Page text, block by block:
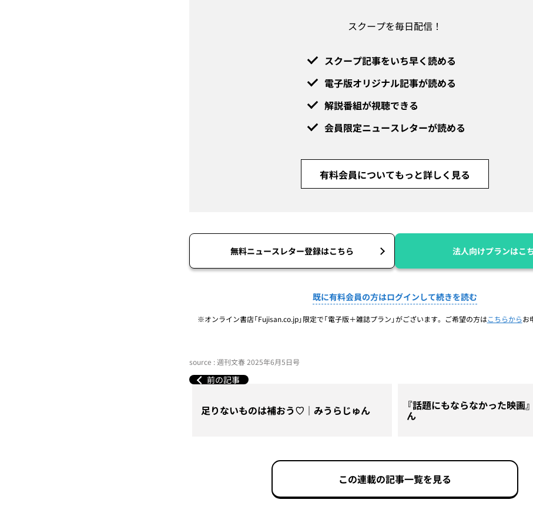
スクープを毎日配信！
スクープ記事をいち早く読める
電子版オリジナル記事が読める
解説番組が視聴できる
会員限定ニュースレターが読める
有料会員についてもっと詳しく見る
無料ニュースレター登録はこちら 法人向けプランはこ
既に有料会員の方はログインして続きを読む
※オンライン書店「Fujisan.co.jp」限定で「電子版＋雑誌プラン」がございます。ご希望の方はこちらからお
source : 週刊文春 2025年6月5日号
前の記事
足りないものは補おう♡｜みうらじゅん 『話題にもならなかった映画
ん
この連載の記事一覧を見る